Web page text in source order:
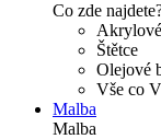
Co zde
Štětce
Olejové
Vše co
Malba
Malba